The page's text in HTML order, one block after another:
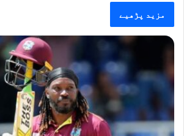
مزید پڑھیے